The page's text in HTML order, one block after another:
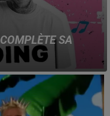
SA
revient le vendredi 12